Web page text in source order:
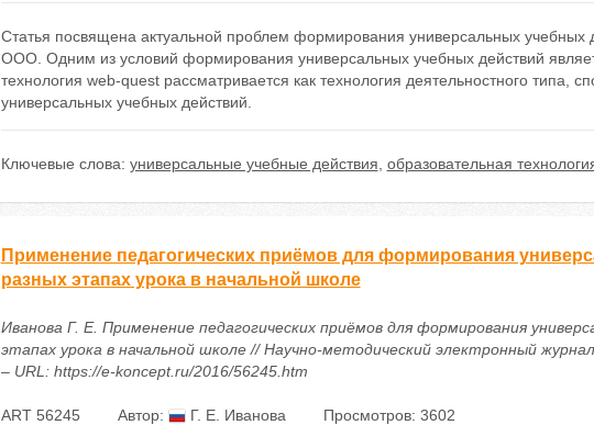
Статья посвящена актуальной проблем формирования универсальных учебных
ООО. Одним из условий формирования универсальных учебных действий
технология web-quest рассматривается как технология деятельностного типа,
универсальных учебных действий.
Ключевые слова: универсальные учебные действия образовательная
Применение педагогических приёмов для формирования
разных этапах урока в начальной школе
Иванова Г. Е. Применение педагогических приёмов для формирования
этапах урока в начальной школе // Научно-методический электронный
– URL: https://e-koncept.ru/2016/56245.htm
ART 56245 Автор: Г. Е. Иванова Просмотров: 3602